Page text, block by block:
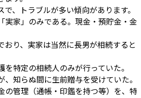
、トラブルが多い傾向があります。
実家」のみである。現金・預貯金・金
おり、実家は当然に長男が相続すると
を特定の相続人のみが行っていた。
、知らぬ間に生前贈与を受けていた。
の管理（通帳・印鑑を持つ等）を、特